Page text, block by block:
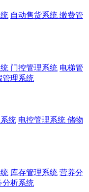
自动售货系统 缴费管
门控管理系统 电梯管
管理系统
统 电控管理系统 储物
库存管理系统 营养分
分析系统